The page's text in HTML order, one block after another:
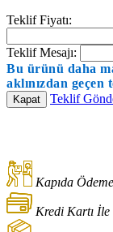
Teklif Fiyatı:
Teklif Mesajı:
Bu ürünü daha
aklınızdan
Kapat Teklif
Kapıda
Kredi Kartı İle